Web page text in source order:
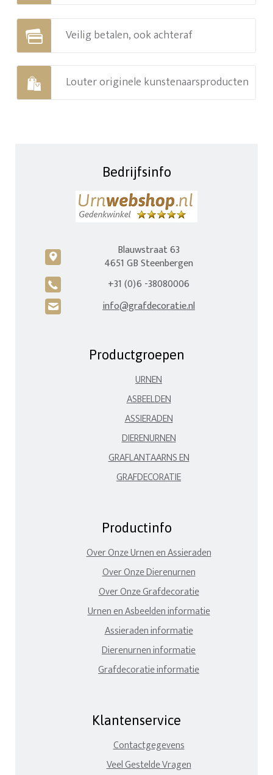
Veilig betalen, ook achteraf
Louter originele kunstenaarsproducten
Bedrijfsinfo
c
Blauwstraat 63
4651 GB Steenbergen
A +31 (0)6 -38080006
H info@grafdecoratie.nl
Productgroepen
URNEN
ASBEELDEN
ASSIERADEN
DIERENURNEN
GRAFLANTAARNS EN
GRAFDECORATIE
Productinfo
Over Onze Urnen en Assieraden
Over Onze Dierenurnen
Over Onze Grafdecoratie
Urnen en Asbeelden informatie
Assieraden informatie
Dierenurnen informatie
Grafdecoratie informatie
Klantenservice
Contactgegevens
Veel Gestelde Vragen